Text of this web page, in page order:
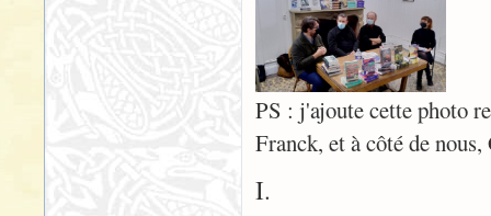
PS : j'ajoute cette photo
Franck, et à côté de
I.